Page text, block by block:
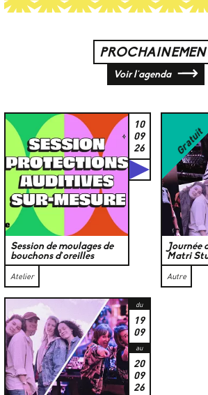
Voir l'agenda
Session de moulages de
bouchons d’oreilles
10
09
26
Studios
Atelier
Gratuit
Journée
Matri
Autre
du
19
09
au
20
09
26